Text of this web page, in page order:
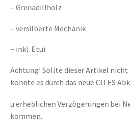
– Grenadillholz
– versilberte Mechanik
– inkl. Etui
Achtung! Sollte dieser Artikel nicht
könnte es durch das neue CITES
osteopathe-nyon-cabinet-monney
u erheblichen Verzögerungen bei
kommen.